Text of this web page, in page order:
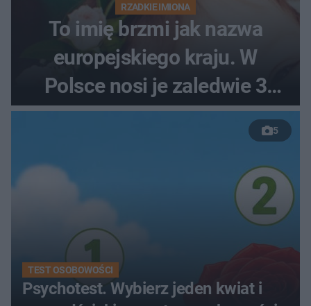
RZADKIE IMIONA
To imię brzmi jak nazwa
europejskiego kraju. W
Polsce nosi je zaledwie 3
kobiety
5
TEST OSOBOWOŚCI
Psychotest. Wybierz jeden kwiat i